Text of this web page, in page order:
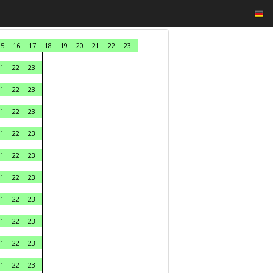
16 17 18 19 20 21 22 23
22 23
22 23
22 23
22 23
22 23
22 23
22 23
22 23
22 23
22 23